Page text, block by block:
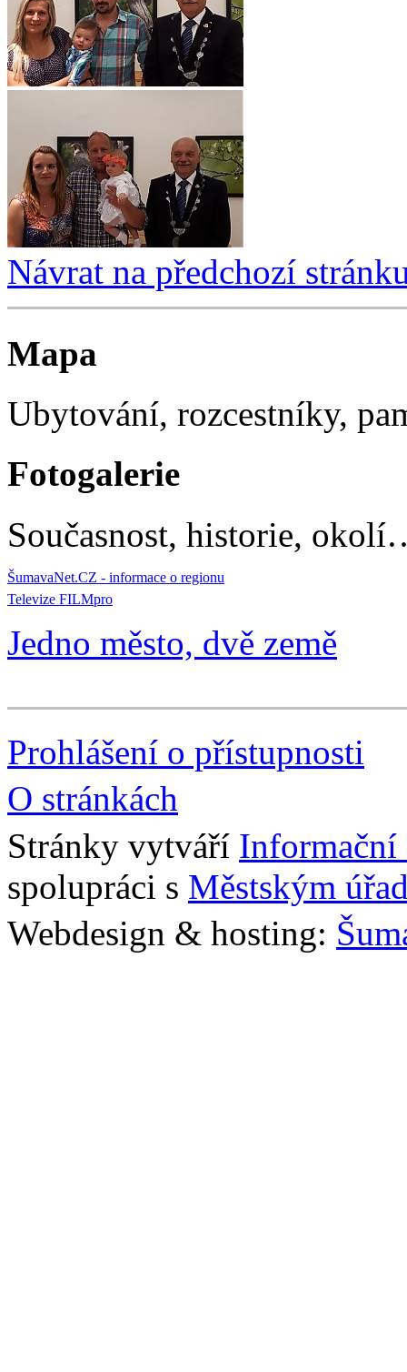
Návrat na předchozí
Mapa
Ubytování, rozcestníky,
Fotogalerie
Současnost, historie,
ŠumavaNet.CZ - informace o regionu
Televize FILMpro
Jedno město, dvě země
Prohlášení o přístupnosti
O stránkách
Stránky vytváří Informační
spolupráci s Městským
Webdesign & hosting: